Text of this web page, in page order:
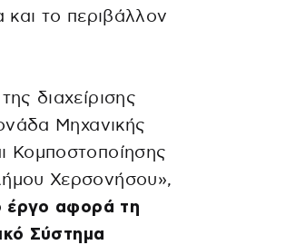
και το περιβάλλον
διαχείρισης
Μηχανικής
Κομποστοποίησης
Χερσονήσου»,
έργο αφορά τη
Σύστημα